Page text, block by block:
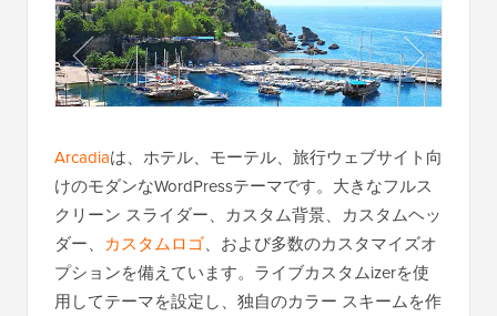
Arcadiaは、ホテル、モーテル、旅行ウェブサイト向
けのモダンなWordPressテーマです。大きなフルス
クリーン スライダー、カスタム背景、カスタムヘッ
ダー、 カスタムロゴ、および多数のカスタマイズオ
プションを備えています。ライブカスタムizerを使
用してテーマを設定し、独自のカラー スキームを作